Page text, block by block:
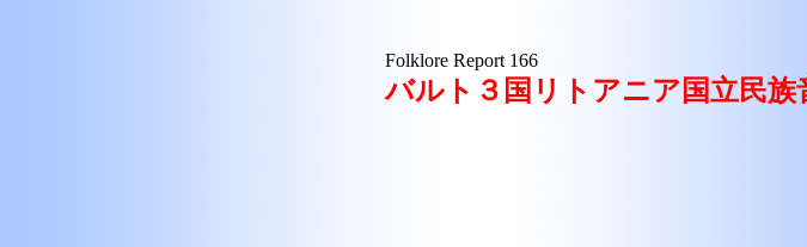
Folklore Report 166
バルト３国リトアニア国立民族